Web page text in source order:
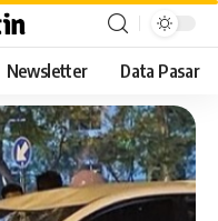
Newsletter Data Pasar